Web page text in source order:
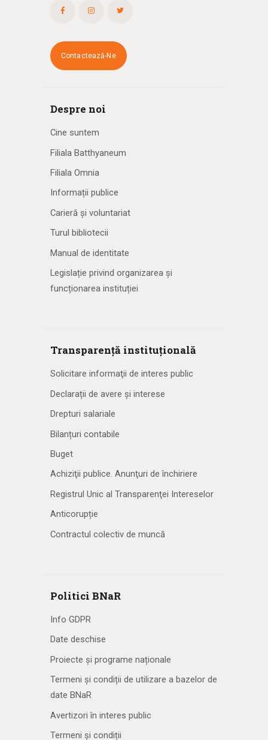
Contactează-Ne
Despre noi
Cine suntem
Filiala Batthyaneum
Filiala Omnia
Informații publice
Carieră și voluntariat
Turul bibliotecii
Manual de identitate
Legislație privind organizarea și
funcționarea instituției
Transparență instituțională
Solicitare informaţii de interes public
Declarații de avere și interese
Drepturi salariale
Bilanțuri contabile
Buget
Achiziţii publice. Anunţuri de închiriere
Registrul Unic al Transparenţei Intereselor
Anticorupție
Contractul colectiv de muncă
Politici BNaR
Info GDPR
Date deschise
Proiecte și programe naționale
Termeni și condiții de utilizare a bazelor de
date BNaR
Avertizori în interes public
Termeni și condiții